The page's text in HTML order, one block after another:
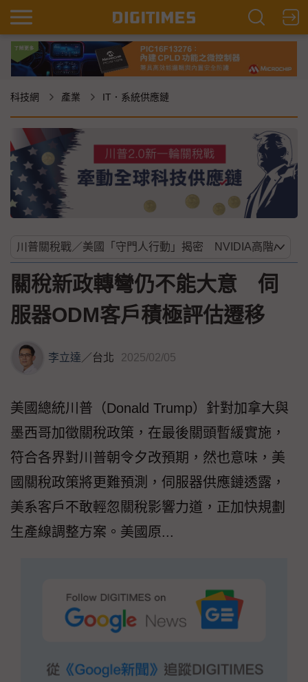
科技網 產業 IT．系統供應鏈
關稅新政轉彎仍不能大意 伺
服器ODM客戶積極評估遷移
李立達 ／台北 2025/02/05
美國總統川普（Donald Trump）針對加拿大與
墨西哥加徵關稅政策，在最後關頭暫緩實施，
符合各界對川普朝令夕改預期，然也意味，美
國關稅政策將更難預測，伺服器供應鏈透露，
美系客戶不敢輕忽關稅影響力道，正加快規劃
生產線調整方案。美國原...